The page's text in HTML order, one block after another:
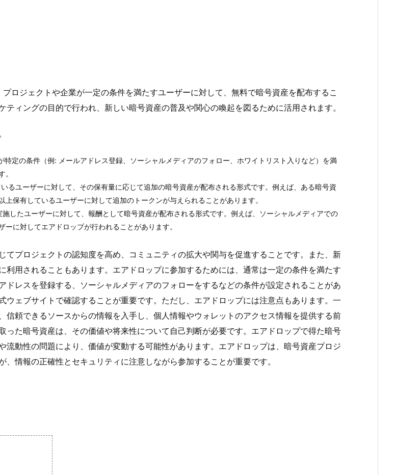
ロジェクトや企業が一定の条件を満たすユーザーに対して、無料で暗号資産を配布するこ
ィングの目的で行われ、新しい暗号資産の普及や関心の喚起を図るために活用されます。
定の条件（例: メールアドレス登録、ソーシャルメディアのフォロー、ホワイトリスト入りなど）を満
。
ユーザーに対して、その保有量に応じて追加の暗号資産が配布される形式です。例えば、ある暗号資
保有しているユーザーに対して追加のトークンが与えられることがあります。
したユーザーに対して、報酬として暗号資産が配布される形式です。例えば、ソーシャルメディアでの
に対してエアドロップが行われることがあります。
プロジェクトの認知度を高め、コミュニティの拡大や関与を促進することです。また、新
用されることもあります。エアドロップに参加するためには、通常は一定の条件を満たす
レスを登録する、ソーシャルメディアのフォローをするなどの条件が設定されることがあ
ェブサイトで確認することが重要です。ただし、エアドロップには注意点もあります。一
頼できるソースからの情報を入手し、個人情報やウォレットのアクセス情報を提供する前
た暗号資産は、その価値や将来性について自己判断が必要です。エアドロップで得た暗号
動性の問題により、価値が変動する可能性があります。エアドロップは、暗号資産プロジ
情報の正確性とセキュリティに注意しながら参加することが重要です。